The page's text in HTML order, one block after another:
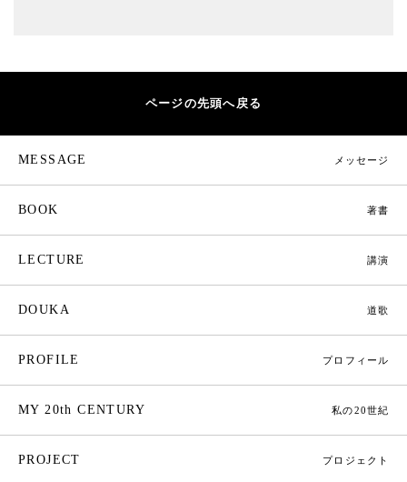
ページの先頭へ戻る
MESSAGE メッセージ
BOOK 著書
LECTURE 講演
DOUKA 道歌
PROFILE プロフィール
MY 20th CENTURY 私の20世紀
PROJECT プロジェクト